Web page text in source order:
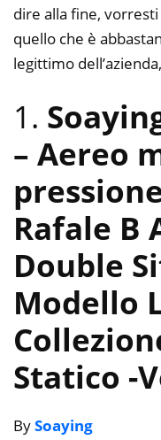
dire alla fine,
quello che è
legittimo dell’azienda,
1.
– Aereo
Rafale B
Double
Modello
Statico -
BySoaying